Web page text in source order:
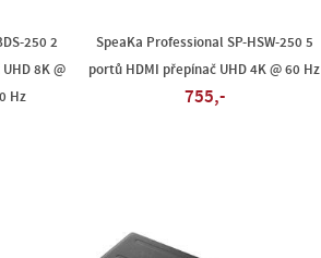
250 2
8K @
Hz
SpeaKa Professional SP-HSW-250 5
portů HDMI přepínač UHD 4K @ 60 Hz
755,-